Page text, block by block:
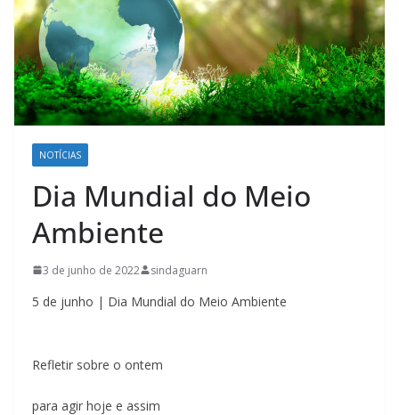
NOTÍCIAS
Dia Mundial do Meio
Ambiente
3 de junho de 2022 sindaguarn
5 de junho | Dia Mundial do Meio Ambiente
Refletir sobre o ontem
para agir hoje e assim